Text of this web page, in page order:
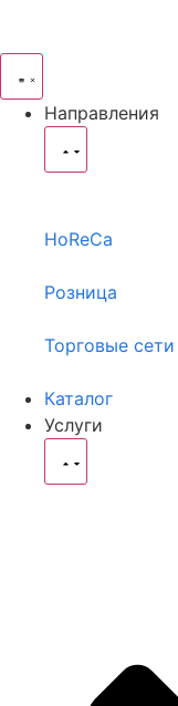
Направления
HoReCa
Розница
Торговые сети
Каталог
Услуги